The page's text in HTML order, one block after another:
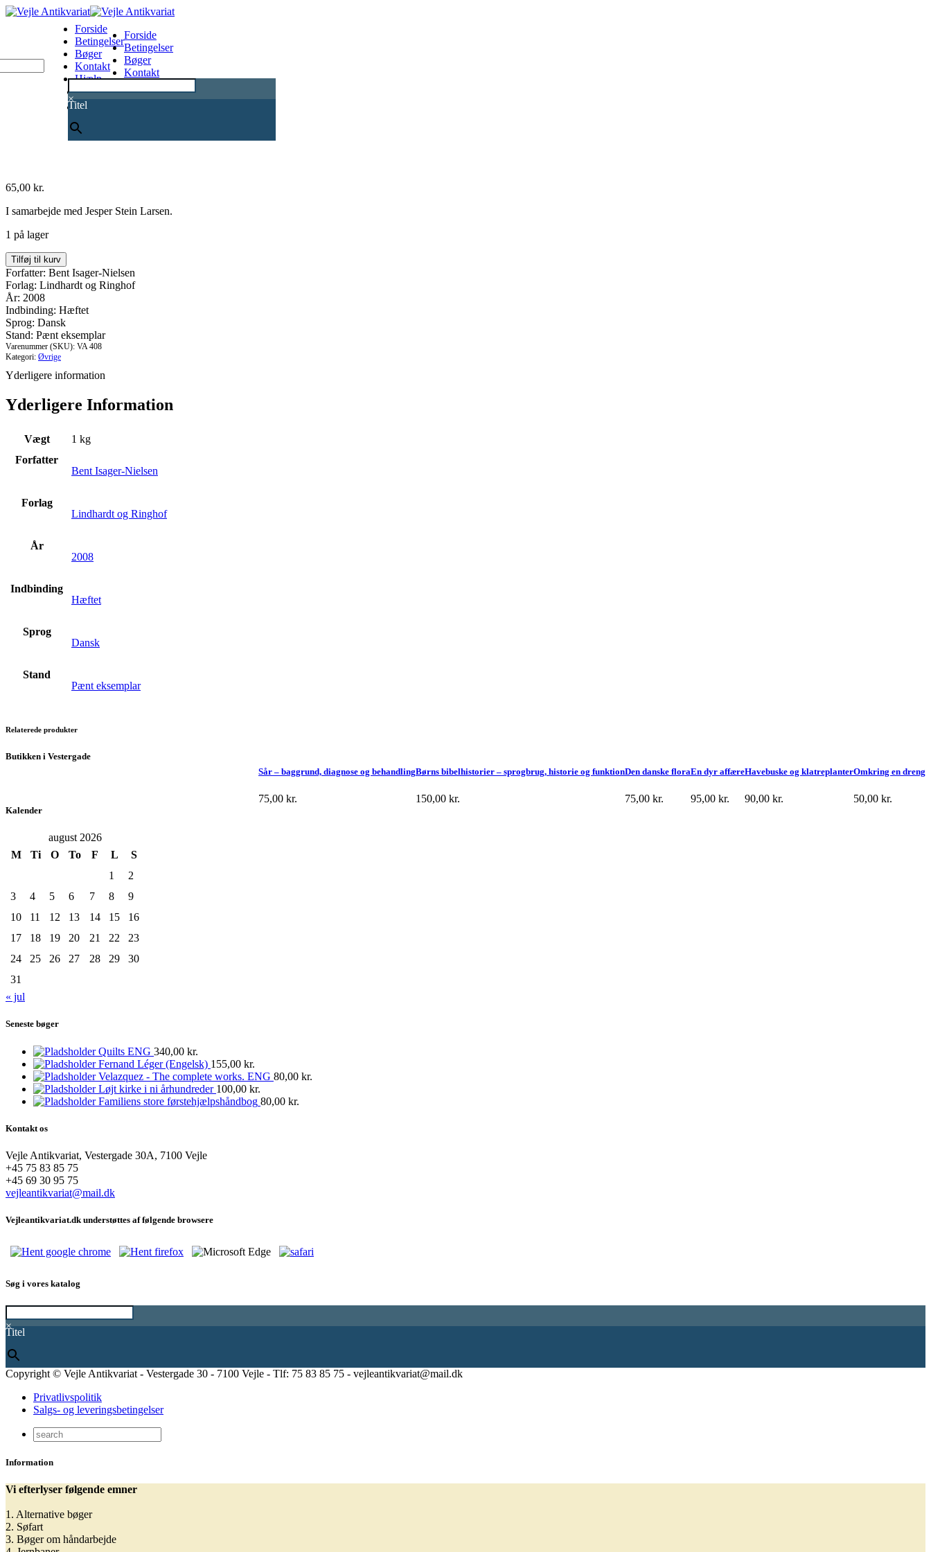
×
Titel
Forside
Betingelser
Bøger
Kontakt
Hjælp
0
Forside
Betingelser
Bøger
Kontakt
65,00 kr.
I samarbejde med Jesper Stein Larsen.
1 på lager
Man
jager
et
bæst
og
fanger
et
menneske
antal
Tilføj til kurv
Forfatter: Bent Isager-Nielsen
Forlag: Lindhardt og Ringhof
År: 2008
Indbinding: Hæftet
Sprog: Dansk
Stand: Pænt eksemplar
Varenummer (SKU): VA 408
Kategori: Øvrige
Yderligere information
Yderligere Information
Vægt
1 kg
Forfatter
Bent Isager-Nielsen
Forlag
Lindhardt og Ringhof
År
2008
Indbinding
Hæftet
Sprog
Dansk
Stand
Pænt eksemplar
Relaterede produkter
Omkring en dreng
50,00 kr.
Havebuske og klatreplanter
90,00 kr.
En dyr affære
95,00 kr.
Den danske flora
75,00 kr.
Børns bibelhistorier – sprogbrug, historie og funktion
150,00 kr.
Sår – baggrund, diagnose og behandling
75,00 kr.
Butikken i Vestergade
Kalender
august 2026
M
Ti O To F L
S
1
2
3
4 5 6 7 8
9
10
11 12 13 14 15
16
17
18 19 20 21 22
23
24
25 26 27 28 29
30
31
« jul
Seneste bøger
Quilts ENG 340,00 kr.
Fernand Léger (Engelsk) 155,00 kr.
Velazquez - The complete works. ENG 80,00 kr.
Løjt kirke i ni århundreder 100,00 kr.
Familiens store førstehjælpshåndbog 80,00 kr.
Kontakt os
Vejle Antikvariat, Vestergade 30A, 7100 Vejle
+45 75 83 85 75
+45 69 30 95 75
vejleantikvariat@mail.dk
Vejleantikvariat.dk understøttes af følgende browsere
Søg i vores katalog
×
Titel
Copyright © Vejle Antikvariat - Vestergade 30 - 7100 Vejle - Tlf: 75 83 85 75 - vejleantikvariat@mail.dk
Privatlivspolitik
Salgs- og leveringsbetingelser
Information
Vi efterlyser følgende emner
1. Alternative bøger
2. Søfart
3. Bøger om håndarbejde